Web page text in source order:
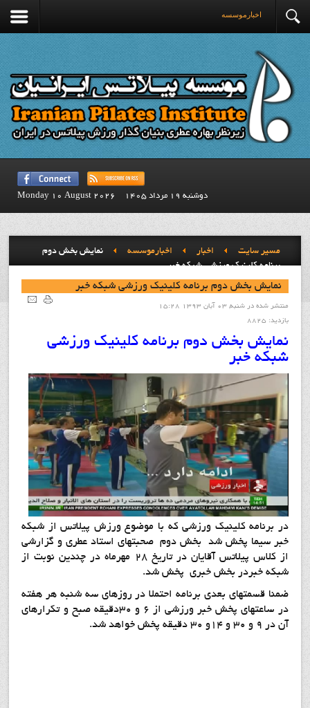
اخبارموسسه
دوشنبه 19 مرداد 1405 Monday 10 August 2026
مسیر سایت اخبار اخبارموسسه
نمايش بخش دوم
برنامه کلينيک ورزشي شبکه خبر
نمايش بخش دوم برنامه کلينيک ورزشي شبکه خبر
منتشر شده در شنبه, 03 آبان 1393 15:28
بازدید: 8825
نمايش بخش دوم برنامه کلينيک ورزشي
شبکه خبر
در برنامه کلينيک ورزشي که با موضوع ورزش پيلاتس از شبکه
خبر سيما پخش شد بخش دوم صحبتهاي استاد عطري و گزارشي
از کلاس پيلاتس آقايان در تاريخ 28 مهرماه در چندين نوبت از
شبکه خبردر بخش خبري پخش شد.
ضمنا قسمتهاي بعدي برنامه احتملا در روزهاي سه شنبه هر هفته
در ساعتهاي پخش خبر ورزشي از 6 و 30دقيقه صبح و تکرارهاي
آن در 9 و 30 و 14و 30 دقيقه پخش خواهد شد.